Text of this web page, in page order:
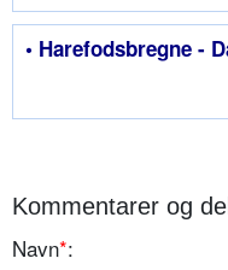
• Harefodsbregne -
Kommentarer og
Navn*: